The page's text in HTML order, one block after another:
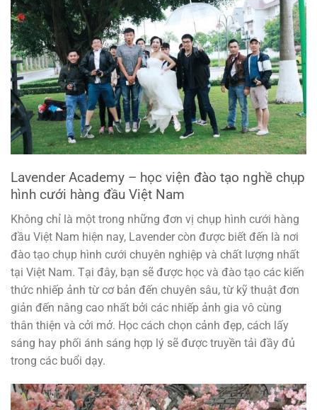
Lavender Academy – học viện đào tạo nghề chụp
hình cưới hàng đầu Việt Nam
Không chỉ là một trong những đơn vị chụp hình cưới hàng
đầu Việt Nam hiện nay, Lavender còn được biết đến là nơi
đào tạo chụp hình cưới chuyên nghiệp và chất lượng nhất
tại Việt Nam. Tại đây, bạn sẽ được học và đào tạo các kiến
​​thức nhiếp ảnh từ cơ bản đến chuyên sâu, từ kỹ thuật đơn
giản đến nâng cao nhất bởi các nhiếp ảnh gia vô cùng
thân thiện và cởi mở. Học cách chọn cảnh đẹp, cách lấy
sáng hay phối ánh sáng hợp lý sẽ được truyền tải đầy đủ
trong các buổi dạy.